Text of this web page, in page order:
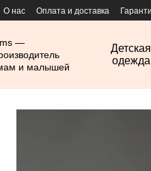
контенту
О нас Оплата и доставка
Детская
одежда